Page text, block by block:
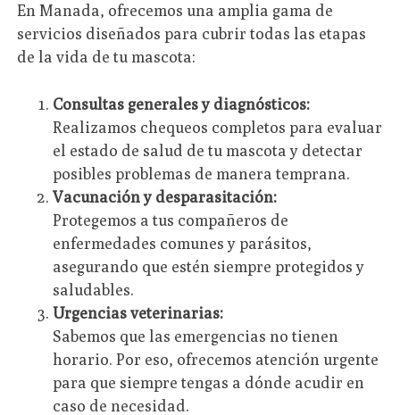
En Manada, ofrecemos una amplia gama de
servicios diseñados para cubrir todas las etapas
de la vida de tu mascota:
Consultas generales y diagnósticos:
Realizamos chequeos completos para evaluar
el estado de salud de tu mascota y detectar
posibles problemas de manera temprana.
Vacunación y desparasitación:
Protegemos a tus compañeros de
enfermedades comunes y parásitos,
asegurando que estén siempre protegidos y
saludables.
Urgencias veterinarias:
Sabemos que las emergencias no tienen
horario. Por eso, ofrecemos atención urgente
para que siempre tengas a dónde acudir en
caso de necesidad.